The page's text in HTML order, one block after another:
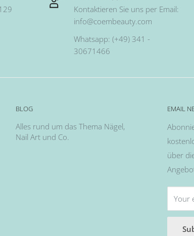
Kontaktieren Sie uns per Email:
info@coembeauty.com
Whatsapp: (+49) 341 -
30671466
BLOG
Alles rund um das Thema Nägel,
Nail Art und Co.
EMAIL
über
Your